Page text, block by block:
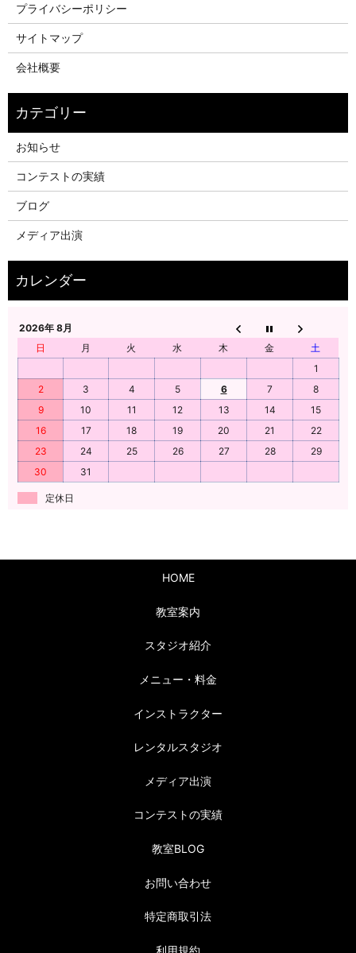
プライバシーポリシー
サイトマップ
会社概要
お知らせ
コンテストの実績
ブログ
メディア出演
2026年 8月
日
月 火 水 木 金
土
1
2
3 4 5 6 7
8
9
10 11 12 13 14
15
16
17 18 19 20 21
22
23
24 25 26 27 28
29
30
31
定休日
HOME
教室案内
スタジオ紹介
メニュー・料金
インストラクター
レンタルスタジオ
メディア出演
コンテストの実績
教室BLOG
お問い合わせ
特定商取引法
利用規約